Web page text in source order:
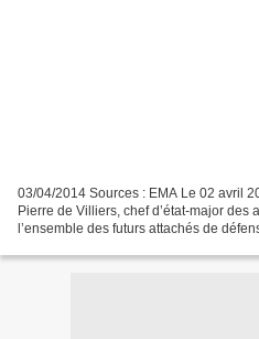
03/04/2014 Sources : EMA Le 02 avril
Pierre de Villiers, chef d’état-major des
l’ensemble des futurs attachés de